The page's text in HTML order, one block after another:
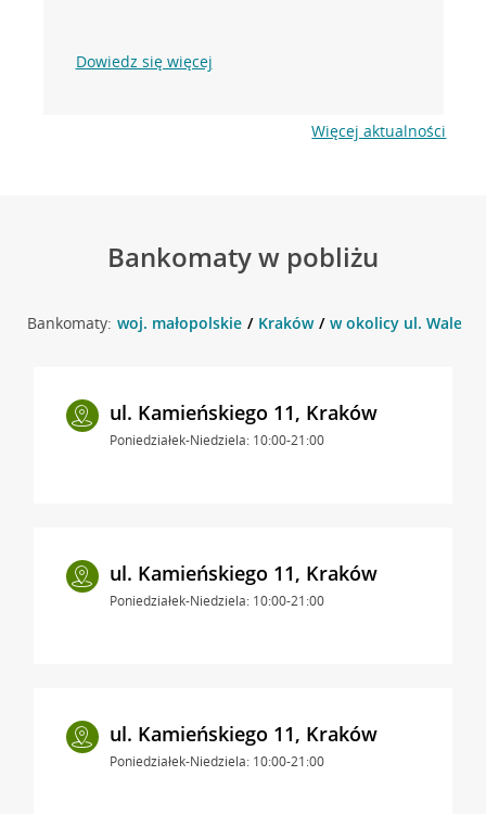
Dowiedz się więcej
Więcej aktualności
Bankomaty w pobliżu
Bankomaty: woj. małopolskie Kraków w okolicy ul.
ul. Kamieńskiego 11, Kraków
Poniedziałek-Niedziela: 10:00-21:00
ul. Kamieńskiego 11, Kraków
Poniedziałek-Niedziela: 10:00-21:00
ul. Kamieńskiego 11, Kraków
Poniedziałek-Niedziela: 10:00-21:00